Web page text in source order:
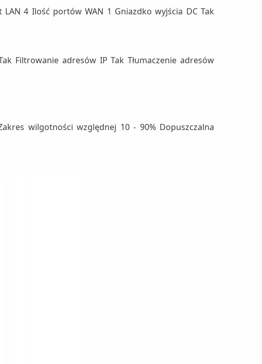
4 Ilość portów WAN 1 Gniazdko wyjścia DC Tak
Filtrowanie adresów IP Tak Tłumaczenie adresów
wilgotności względnej 10 - 90% Dopuszczalna